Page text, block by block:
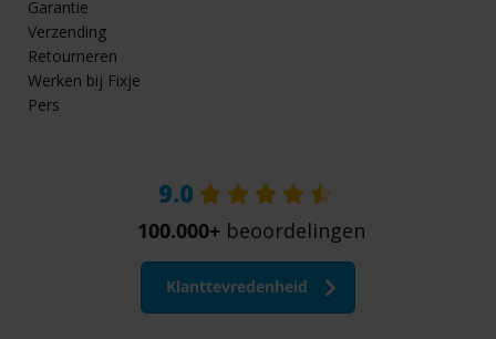
Garantie
Verzending
Retourneren
Werken bij Fixje
Pers
9.0
100.000+ beoordelingen
Klanttevredenheid